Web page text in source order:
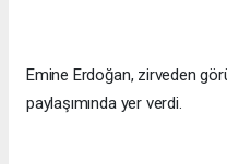
Emine Erdoğan, zirveden
paylaşımında yer verdi.